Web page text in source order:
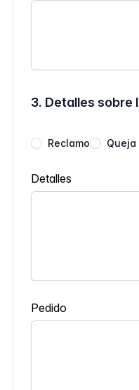
3. Detalles sobre
Reclamo Queja
Detalles
Pedido